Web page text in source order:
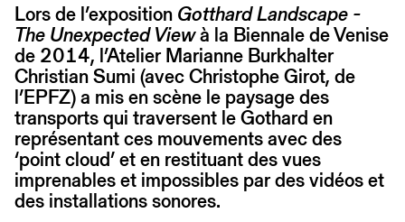
Lors de l’exposition Gotthard Landscape -
The Unexpected Viewà la Biennale de Venise
de 2014, l’Atelier Marianne Burkhalter
Christian Sumi (avec Christophe Girot, de
l’EPFZ) a mis en scène le paysage des
transports qui traversent le Gothard en
représentant ces mouvements avec des
‘point cloud’ et en restituant des vues
imprenables et impossibles par des vidéos et
des installations sonores.